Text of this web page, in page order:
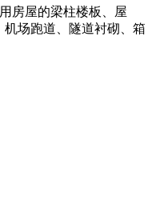
房屋的梁柱楼板、屋
场跑道、隧道衬砌、箱